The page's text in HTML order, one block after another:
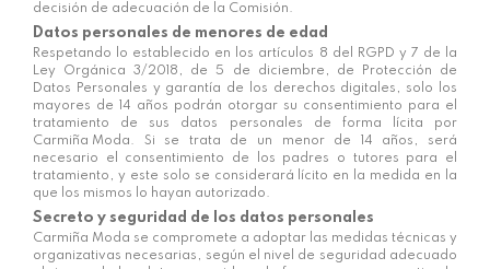
decisión de adecuación de la Comisión.
Datos personales de menores de edad
Respetando lo establecido en los artículos 8 del RGPD y 7 de la
Ley Orgánica 3/2018, de 5 de diciembre, de Protección de
Datos Personales y garantía de los derechos digitales, solo los
mayores de 14 años podrán otorgar su consentimiento para el
tratamiento de sus datos personales de forma lícita por
Carmiña Moda. Si se trata de un menor de 14 años, será
necesario el consentimiento de los padres o tutores para el
tratamiento, y este solo se considerará lícito en la medida en la
que los mismos lo hayan autorizado.
Secreto y seguridad de los datos personales
Carmiña Moda se compromete a adoptar las medidas técnicas y
organizativas necesarias, según el nivel de seguridad adecuado